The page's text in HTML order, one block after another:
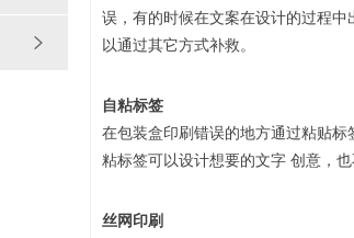
误，有的时候在文案在设计的过程
以通过其它方式补救。
自粘标签
在包装盒印刷错误的地方通过粘贴
粘标签可以设计想要的文字 创意，也
丝网印刷